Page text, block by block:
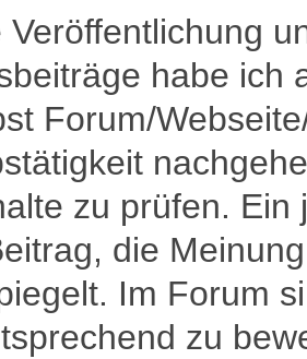
Veröffentlichung
habe ich
Forum/
zu prüfen.
die
Im Forum
zu